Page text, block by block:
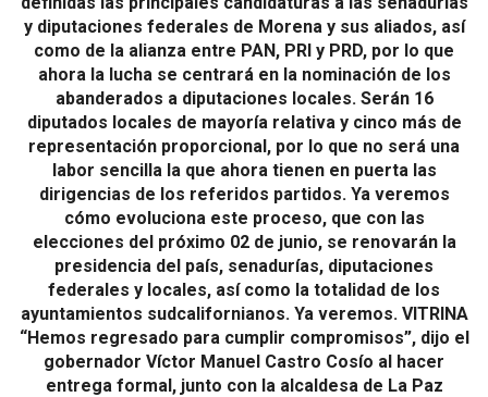
y diputaciones federales de Morena y sus aliados, así
como de la alianza entre PAN, PRI y PRD, por lo que
ahora la lucha se centrará en la nominación de los
abanderados a diputaciones locales. Serán 16
diputados locales de mayoría relativa y cinco más de
representación proporcional, por lo que no será una
labor sencilla la que ahora tienen en puerta las
dirigencias de los referidos partidos. Ya veremos
cómo evoluciona este proceso, que con las
elecciones del próximo 02 de junio, se renovarán la
presidencia del país, senadurías, diputaciones
federales y locales, así como la totalidad de los
ayuntamientos sudcalifornianos. Ya veremos. VITRINA
“Hemos regresado para cumplir compromisos”, dijo el
gobernador Víctor Manuel Castro Cosío al hacer
entrega formal, junto con la alcaldesa de La Paz